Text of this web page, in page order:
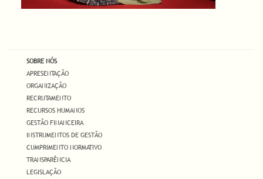
SOBRE NÓS
APRESENTAÇÃO
ORGANIZAÇÃO
RECRUTAMENTO
RECURSOS HUMANOS
GESTÃO FINANCEIRA
INSTRUMENTOS DE GESTÃO
CUMPRIMENTO NORMATIVO
TRANSPARÊNCIA
LEGISLAÇÃO